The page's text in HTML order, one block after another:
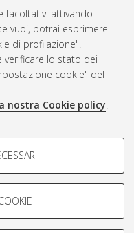
facoltativi attivando
vuoi, potrai esprimere
di profilazione".
verificare lo stato dei
cookie" del
nostra Cookie policy.
le caratteristiche della
base al loro comportamento